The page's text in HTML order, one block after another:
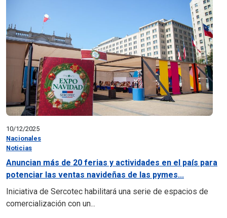
10/12/2025
Nacionales
Noticias
Anuncian más de 20 ferias y actividades en el país para
potenciar las ventas navideñas de las pymes...
Iniciativa de Sercotec habilitará una serie de espacios de
comercialización con un...